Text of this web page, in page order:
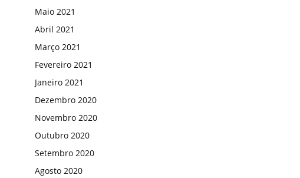
Maio 2021
Abril 2021
Março 2021
Fevereiro 2021
Janeiro 2021
Dezembro 2020
Novembro 2020
Outubro 2020
Setembro 2020
Agosto 2020